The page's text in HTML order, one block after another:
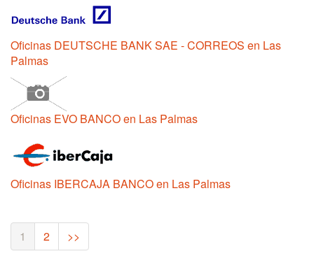
Oficinas DEUTSCHE BANK SAE - CORREOS en Las
Palmas
Oficinas EVO BANCO en Las Palmas
Oficinas IBERCAJA BANCO en Las Palmas
1 (current)
2 >>